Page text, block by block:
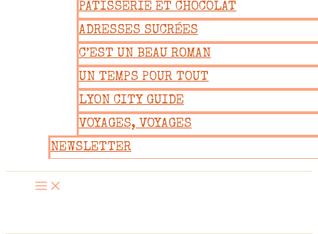
PÂTISSERIE ET CHOCOLAT
ADRESSES SUCRÉES
C’EST UN BEAU ROMAN
UN TEMPS POUR TOUT
LYON CITY GUIDE
VOYAGES, VOYAGES
NEWSLETTER